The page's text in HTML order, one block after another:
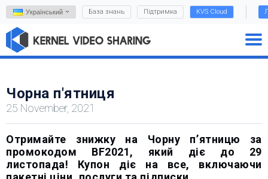
Український База знань Підтримка KVS Cloud
Чорна п'ятниця
25 November, 2021
Отримайте знижку на Чорну п’ятницю за
промокодом BF2021, який діє до 29
листопада! Купон діє на все, включаючи